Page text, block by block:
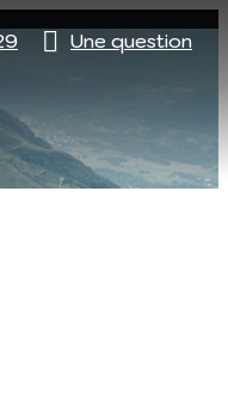
Une question